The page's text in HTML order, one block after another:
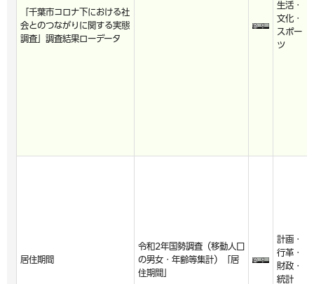
「千葉市コロナ下における社
会とのつながりに関する実態
調査」調査結果ローデータ
生活・
文化・
スポー
ツ
居住期間
令和2年国勢調査（移動人口
の男女・年齢等集計）「居
住期間」
計画・
行革・
財政・
統計